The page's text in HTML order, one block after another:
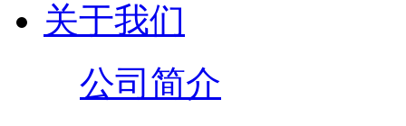
关于我们
公司简介